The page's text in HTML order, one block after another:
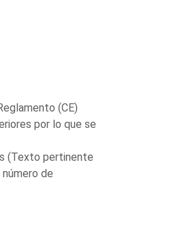
(CE)
por lo que se
(Texto pertinente
de